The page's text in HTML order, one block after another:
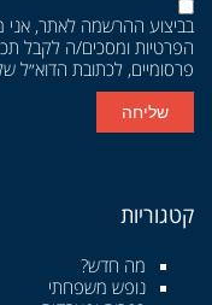
בביצוע ההרשמה לאתר,
הפרטיות ומסכים/ה לקבל
פרסומיים, לכתובת הדוא״ל
שליחה
קטגוריות
מה חדש?
נופש משפחתי